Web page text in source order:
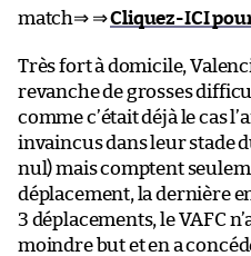
match⇒ ⇒Cliquez-ICI
Très fort à domicile,
revanche de grosses
comme c’était déjà le cas
invaincus dans leur stade
nul) mais comptent
déplacement, la dernière
3 déplacements, le VAFC
moindre but et en a